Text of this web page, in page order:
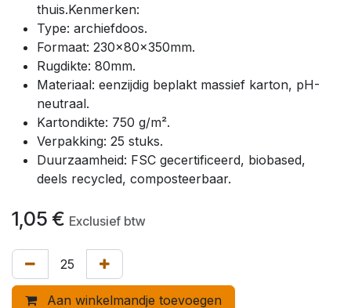
thuis.Kenmerken:
Type: archiefdoos.
Formaat: 230x80x350mm.
Rugdikte: 80mm.
Materiaal: eenzijdig beplakt massief karton, pH-
neutraal.
Kartondikte: 750 g/m².
Verpakking: 25 stuks.
Duurzaamheid: FSC gecertificeerd, biobased,
deels recycled, composteerbaar.
1,05 € Exclusief btw
Aan winkelmandje toevoegen